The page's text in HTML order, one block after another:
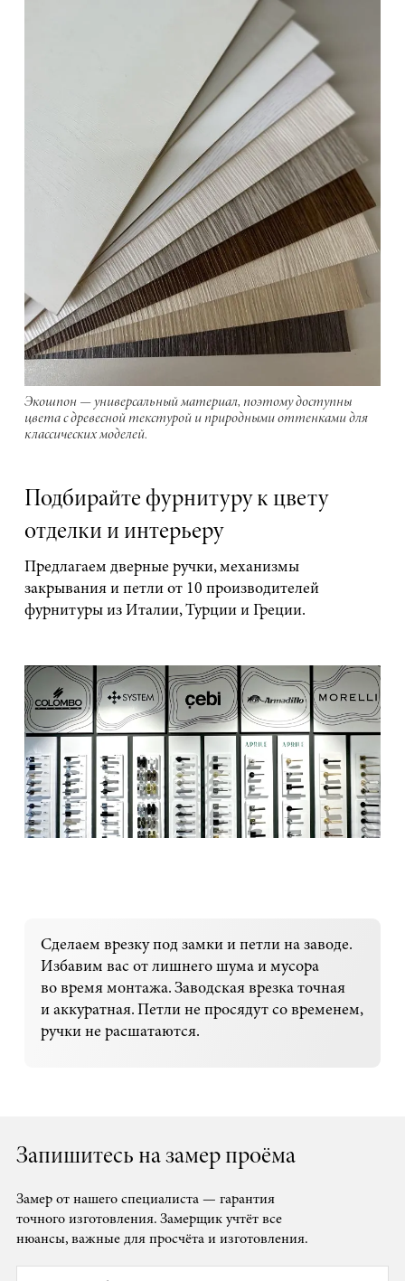
Экошпон — универсальный материал, поэтому доступны
цвета с древесной текстурой и природными оттенками для
классических моделей.
Подбирайте фурнитуру к цвету
отделки и интерьеру
Предлагаем дверные ручки, механизмы
закрывания и петли от 10 производителей
фурнитуры из Италии, Турции и Греции.
Сделаем врезку под замки и петли на заводе.
Избавим вас от лишнего шума и мусора
во время монтажа. Заводская врезка точная
и аккуратная. Петли не просядут со временем,
ручки не расшатаются.
Запишитесь на замер проёма
Замер от нашего специалиста — гарантия
точного изготовления. Замерщик учтёт все
нюансы, важные для просчёта и изготовления.